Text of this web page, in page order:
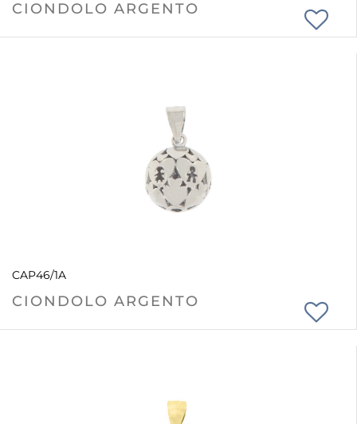
CIONDOLO ARGENTO
CAP46/1A
CIONDOLO ARGENTO